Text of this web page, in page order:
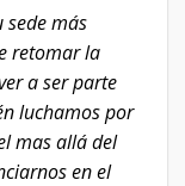
sede más
retomar la
a ser parte
luchamos por
mas allá del
en el